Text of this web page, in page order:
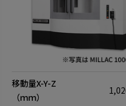
移動量X-Y-Z
（ｍｍ）